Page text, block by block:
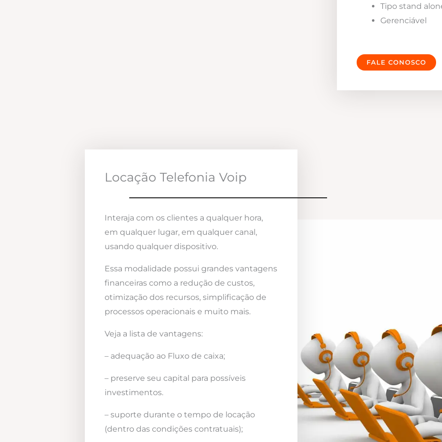
Tipo stand
Gerenciável
FALE CONOSCO
Locação Telefonia Voip
Interaja com os clientes a qualquer hora,
em qualquer lugar, em qualquer canal,
usando qualquer dispositivo.
Essa modalidade possui grandes vantagens
financeiras como a redução de custos,
otimização dos recursos, simplificação de
processos operacionais e muito mais.
Veja a lista de vantagens:
– adequação ao Fluxo de caixa;
– preserve seu capital para possíveis
investimentos.
– suporte durante o tempo de locação
(dentro das condições contratuais);